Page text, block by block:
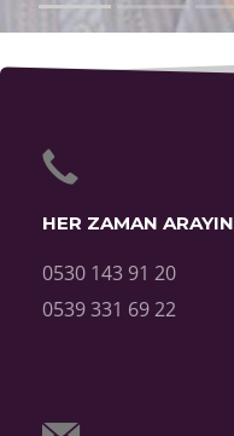
HER ZAMAN ARAYIN
0530 143 91 20
0539 331 69 22